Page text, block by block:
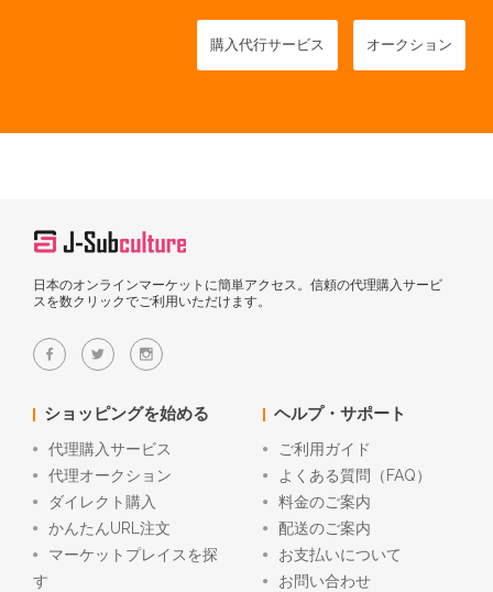
購入代行サービス オークション
日本のオンラインマーケットに簡単アクセス。信頼の代理購入サービ
スを数クリックでご利用いただけます。
ショッピングを始める
代理購入サービス
代理オークション
ダイレクト購入
かんたんURL注文
マーケットプレイスを探
す
ヘルプ・サポート
ご利用ガイド
よくある質問（FAQ）
料金のご案内
配送のご案内
お支払いについて
お問い合わせ